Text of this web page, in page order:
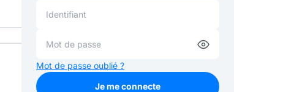
Mot de passe oublié ?
Je me connecte